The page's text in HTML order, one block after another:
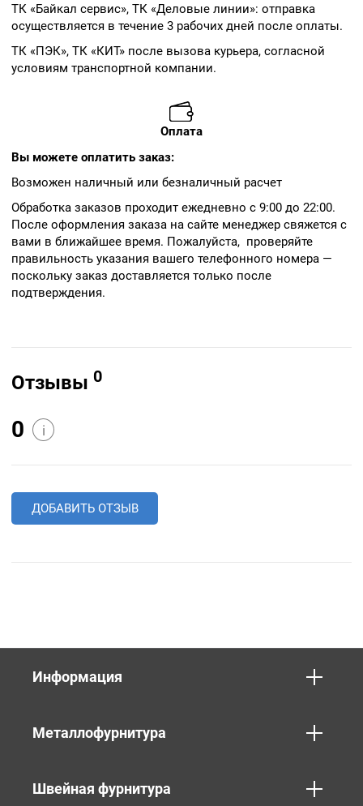
ТК «Байкал сервис», ТК «Деловые линии»: отправка
осуществляется в течение 3 рабочих дней после оплаты.
ТК «ПЭК», ТК «КИТ» после вызова курьера, согласной
условиям транспортной компании.
Оплата
Вы можете оплатить заказ:
Возможен наличный или безналичный расчет
Обработка заказов проходит ежедневно с 9:00 до 22:00.
После оформления заказа на сайте менеджер свяжется с
вами в ближайшее время. Пожалуйста, проверяйте
правильность указания вашего телефонного номера —
поскольку заказ доставляется только после
подтверждения.
Отзывы 0
0 i
ДОБАВИТЬ ОТЗЫВ
Информация
Металлофурнитура
Швейная фурнитура